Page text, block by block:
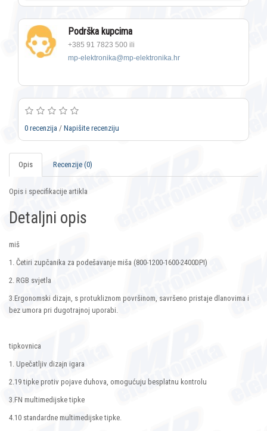
Podrška kupcima
+385 91 7823 500 ili
mp-elektronika@mp-elektronika.hr
0 recenzija / Napišite recenziju
Opis Recenzije (0)
Opis i specifikacije artikla
Detaljni opis
miš
1. Četiri zupčanika za podešavanje miša (800-1200-1600-2400DPI)
2. RGB svjetla
3.Ergonomski dizajn, s protukliznom površinom, savršeno pristaje dlanovima i
bez umora pri dugotrajnoj uporabi.
tipkovnica
1. Upečatljiv dizajn igara
2.19 tipke protiv pojave duhova, omogućuju besplatnu kontrolu
3.FN multimedijske tipke
4.10 standardne multimedijske tipke.